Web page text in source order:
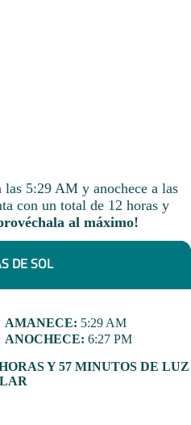
las 5:29 AM y anochece a las
con un total de 12 horas y
al máximo!
DE SOL
AMANECE: 5:29 AM
ANOCHECE: 6:27 PM
Y 57 MINUTOS DE LUZ